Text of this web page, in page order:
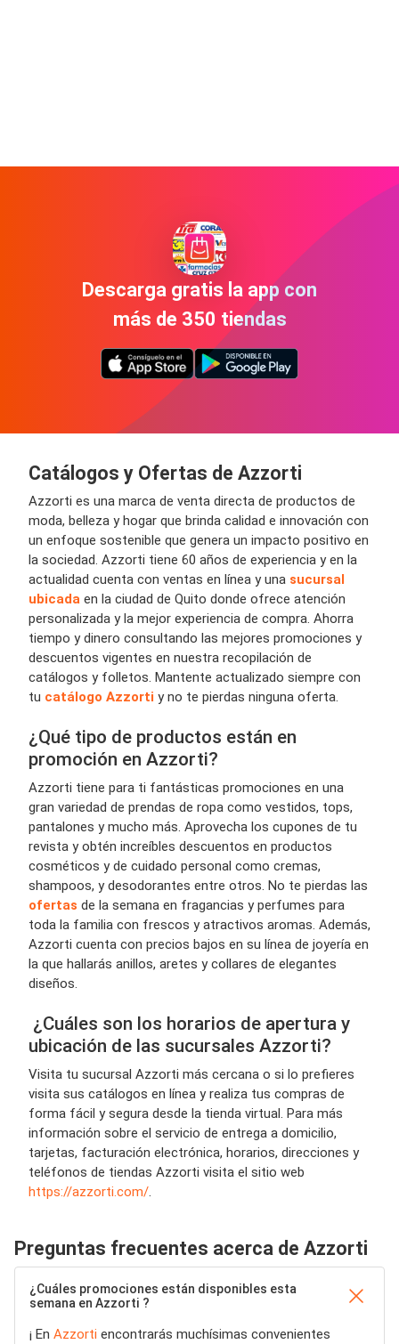
Descarga gratis la app con
más de 350 tiendas
Catálogos y Ofertas de Azzorti
Azzorti es una marca de venta directa de productos de
moda, belleza y hogar que brinda calidad e innovación con
un enfoque sostenible que genera un impacto positivo en
la sociedad. Azzorti tiene 60 años de experiencia y en la
actualidad cuenta con ventas en línea y una sucursal
ubicada en la ciudad de Quito donde ofrece atención
personalizada y la mejor experiencia de compra. Ahorra
tiempo y dinero consultando las mejores promociones y
descuentos vigentes en nuestra recopilación de
catálogos y folletos. Mantente actualizado siempre con
tu catálogo Azzorti y no te pierdas ninguna oferta.
¿Qué tipo de productos están en
promoción en Azzorti?
Azzorti tiene para ti fantásticas promociones en una
gran variedad de prendas de ropa como vestidos, tops,
pantalones y mucho más. Aprovecha los cupones de tu
revista y obtén increíbles descuentos en productos
cosméticos y de cuidado personal como cremas,
shampoos, y desodorantes entre otros. No te pierdas las
ofertas de la semana en fragancias y perfumes para
toda la familia con frescos y atractivos aromas. Además,
Azzorti cuenta con precios bajos en su línea de joyería en
la que hallarás anillos, aretes y collares de elegantes
diseños.
¿Cuáles son los horarios de apertura y
ubicación de las sucursales Azzorti?
Visita tu sucursal Azzorti más cercana o si lo prefieres
visita sus catálogos en línea y realiza tus compras de
forma fácil y segura desde la tienda virtual. Para más
información sobre el servicio de entrega a domicilio,
tarjetas, facturación electrónica, horarios, direcciones y
teléfonos de tiendas Azzorti visita el sitio web
https://azzorti.com/.
Preguntas frecuentes acerca de Azzorti
¿Cuáles promociones están disponibles esta
semana en Azzorti ?
¡ En Azzorti encontrarás muchísimas convenientes